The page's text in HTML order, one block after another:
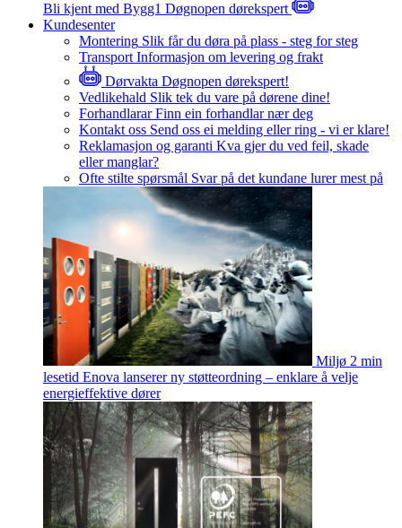
Bli kjent med Bygg1 Døgnopen dørekspert
Kundesenter
Montering Slik får du døra på plass - steg for steg
Transport Informasjon om levering og frakt
Dørvakta Døgnopen dørekspert!
Vedlikehald Slik tek du vare på dørene dine!
Forhandlarar Finn ein forhandlar nær deg
Kontakt oss Send oss ei melding eller ring - vi er klare!
Reklamasjon og garanti Kva gjer du ved feil, skade
eller manglar?
Ofte stilte spørsmål Svar på det kundane lurer mest på
Miljø 2 min
lesetid Enova lanserer ny støtteordning – enklare å velje
energieffektive dører